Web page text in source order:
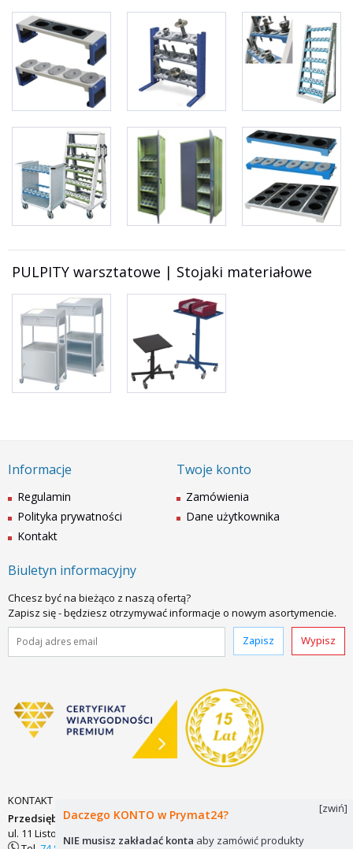
PULPITY warsztatowe | Stojaki materiałowe
Informacje
Regulamin
Polityka prywatności
Kontakt
Twoje konto
Zamówienia
Dane użytkownika
Biuletyn informacyjny
Chcesz być na bieżąco z naszą ofertą?
Zapisz się - będziesz otrzymywać informacje o nowym asortymencie.
Zapisz
Wypisz
KONTAKT
Przedsiębiorstwo Zaopatrzenia Technicznego PRYMAT Sp.j.
ul. 11 Listopada 7
58-200 DZIERŻONIÓW
biuro@prymat24.pl
Daczego KONTO w Prymat24?
NIE musisz zakładać konta aby zamówić produkty
[zwiń]